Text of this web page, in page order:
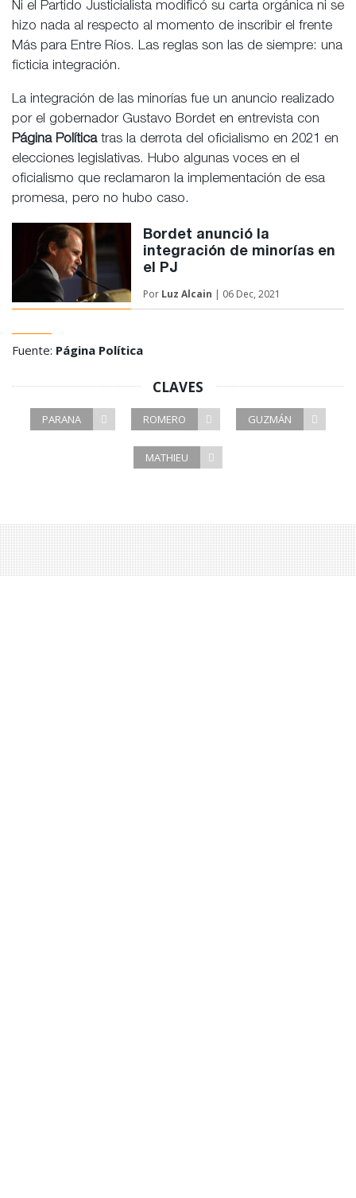
Ni el Partido Justicialista modificó su carta orgánica ni se
hizo nada al respecto al momento de inscribir el frente
Más para Entre Ríos. Las reglas son las de siempre: una
ficticia integración.
La integración de las minorías fue un anuncio realizado
por el gobernador Gustavo Bordet en entrevista con
Página Políticatras la derrota del oficialismo en 2021 en
elecciones legislativas. Hubo algunas voces en el
oficialismo que reclamaron la implementación de esa
promesa, pero no hubo caso.
Bordet anunció la
integración de minorías en
el PJ
Por Luz Alcain | 06 Dec, 2021
Fuente: Página Política
CLAVES
PARANA ROMERO GUZMÁN
MATHIEU